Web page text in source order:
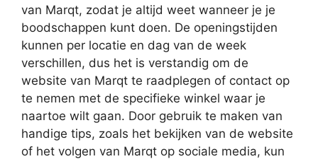
van Marqt, zodat je altijd weet wanneer je je
boodschappen kunt doen. De openingstijden
kunnen per locatie en dag van de week
verschillen, dus het is verstandig om de
website van Marqt te raadplegen of contact op
te nemen met de specifieke winkel waar je
naartoe wilt gaan. Door gebruik te maken van
handige tips, zoals het bekijken van de website
of het volgen van Marqt op sociale media, kun